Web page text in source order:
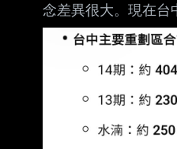
念差異很大。現在台
後，水 湳、14期甚
甚至很多首購族為
蛋白區的小三房(室
蛋黃區（比如西區
(室內35坪)，每坪